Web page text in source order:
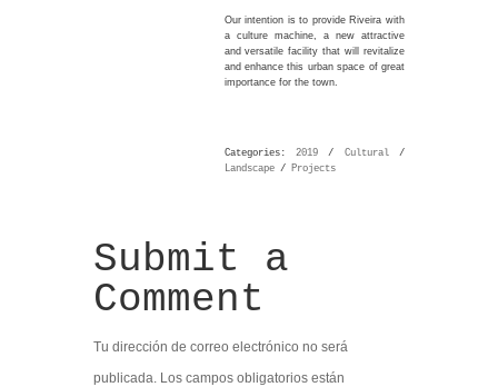
Our intention is to provide Riveira with
a culture machine, a new attractive
and versatile facility that will revitalize
and enhance this urban space of great
importance for the town.
Categories: 2019/ Cultural/
Landscape/ Projects
Submit a
Comment
Tu dirección de correo electrónico no será
publicada. Los campos obligatorios están